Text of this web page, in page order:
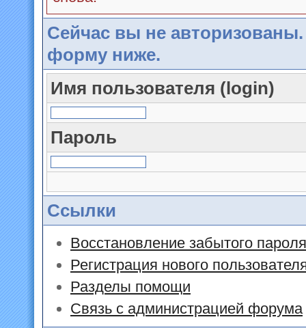
Сейчас вы не
форму ниже.
Имя пользователя (login)
Пароль
Ссылки
Восстановление забытого пароля
Регистрация нового
Разделы помощи
Связь с администрацией форума